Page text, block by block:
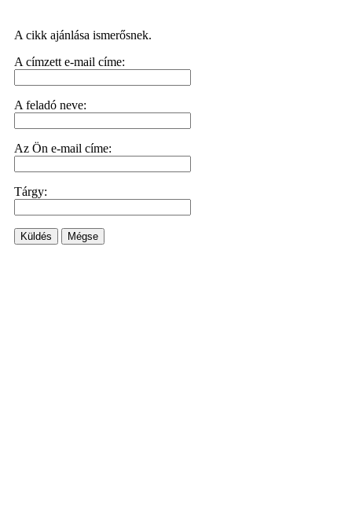
A cikk ajánlása ismerősnek.
A címzett e-mail címe:
A feladó neve:
Az Ön e-mail címe:
Tárgy:
Küldés Mégse